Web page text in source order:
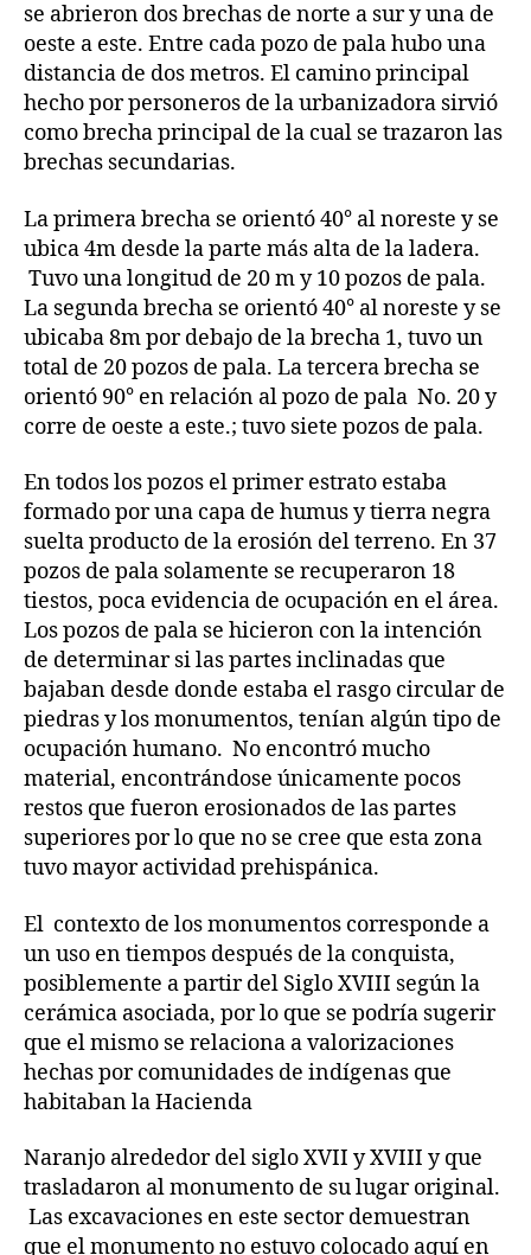
se abrieron dos brechas de norte a sur y una de
oeste a este. Entre cada pozo de pala hubo una
distancia de dos metros. El camino principal
hecho por personeros de la urbanizadora sirvió
como brecha principal de la cual se trazaron las
brechas secundarias.
La primera brecha se orientó 40° al noreste y se
ubica 4m desde la parte más alta de la ladera.
Tuvo una longitud de 20 m y 10 pozos de pala.
La segunda brecha se orientó 40° al noreste y se
ubicaba 8m por debajo de la brecha 1, tuvo un
total de 20 pozos de pala. La tercera brecha se
orientó 90° en relación al pozo de pala No. 20 y
corre de oeste a este.; tuvo siete pozos de pala.
En todos los pozos el primer estrato estaba
formado por una capa de humus y tierra negra
suelta producto de la erosión del terreno. En 37
pozos de pala solamente se recuperaron 18
tiestos, poca evidencia de ocupación en el área.
Los pozos de pala se hicieron con la intención
de determinar si las partes inclinadas que
bajaban desde donde estaba el rasgo circular de
piedras y los monumentos, tenían algún tipo de
ocupación humano. No encontró mucho
material, encontrándose únicamente pocos
restos que fueron erosionados de las partes
superiores por lo que no se cree que esta zona
tuvo mayor actividad prehispánica.
El contexto de los monumentos corresponde a
un uso en tiempos después de la conquista,
posiblemente a partir del Siglo XVIII según la
cerámica asociada, por lo que se podría sugerir
que el mismo se relaciona a valorizaciones
hechas por comunidades de indígenas que
habitaban la Hacienda
Naranjo alrededor del siglo XVII y XVIII y que
trasladaron al monumento de su lugar original.
Las excavaciones en este sector demuestran
que el monumento no estuvo colocado aquí en